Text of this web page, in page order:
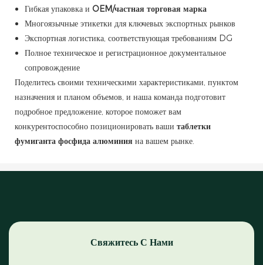
Гибкая упаковка и OEM/частная торговая марка
Многоязычные этикетки для ключевых экспортных рынков
Экспортная логистика, соответствующая требованиям DG
Полное техническое и регистрационное документальное
сопровождение
Поделитесь своими техническими характеристиками, пунктом
назначения и планом объемов, и наша команда подготовит
подробное предложение, которое поможет вам
конкурентоспособно позиционировать ваши таблетки
фумиганта фосфида алюминия на вашем рынке.
Свяжитесь С Нами